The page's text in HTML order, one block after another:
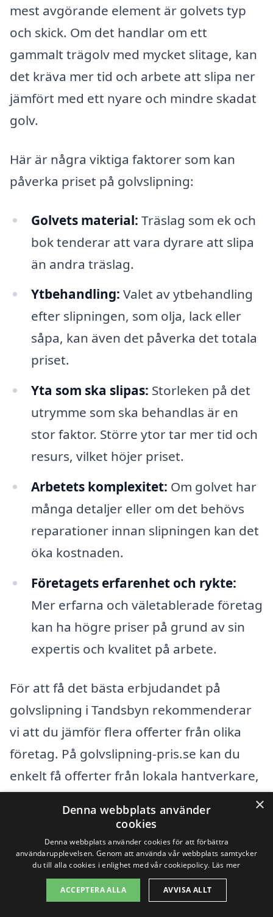
mest avgörande element är golvets typ
och skick. Om det handlar om ett
gammalt trägolv med mycket slitage, kan
det kräva mer tid och arbete att slipa ner
jämfört med ett nyare och mindre skadat
golv.
Här är några viktiga faktorer som kan
påverka priset på golvslipning:
Golvets material: Träslag som ek och
bok tenderar att vara dyrare att slipa
än andra träslag.
Ytbehandling: Valet av ytbehandling
efter slipningen, som olja, lack eller
såpa, kan även det påverka det totala
priset.
Yta som ska slipas: Storleken på det
utrymme som ska behandlas är en
stor faktor. Större ytor tar mer tid och
resurs, vilket höjer priset.
Arbetets komplexitet: Om golvet har
många detaljer eller om det behövs
reparationer innan slipningen kan det
öka kostnaden.
Företagets erfarenhet och rykte:
Mer erfarna och väletablerade företag
kan ha högre priser på grund av sin
expertis och kvalitet på arbete.
För att få det bästa erbjudandet på
golvslipning i Tandsbyn rekommenderar
vi att du jämför flera offerter från olika
företag. På golvslipning-pris.se kan du
enkelt få offerter från lokala hantverkare,
vilket gör det lättare att hitta både
kvalificerade och prisvärda alternativ.
Genom att specificera vad du behöver
och vad som är viktigt för dig, kan du få
anpassade förslag som matchar din
budget och dina krav. Tveka inte att göra
×
Denna webbplats använder
cookies
Denna webbplats använder cookies för att förbättra
användarupplevelsen. Genom att använda vår webbplats samtycker
du till alla cookies i enlighet med vår cookiepolicy. Läs mer
ACCEPTERA ALLA AVVISA ALLT